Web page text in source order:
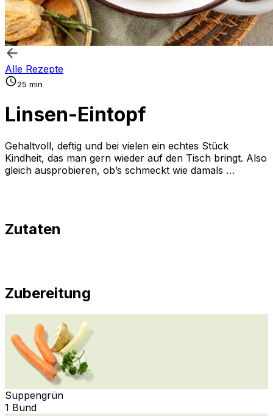
Alle Rezepte
25 min
Linsen-Eintopf
Gehaltvoll, deftig und bei vielen ein echtes Stück
Kindheit, das man gern wieder auf den Tisch bringt. Also
gleich ausprobieren, ob’s schmeckt wie damals …
Zutaten
Zubereitung
Suppengrün
1 Bund